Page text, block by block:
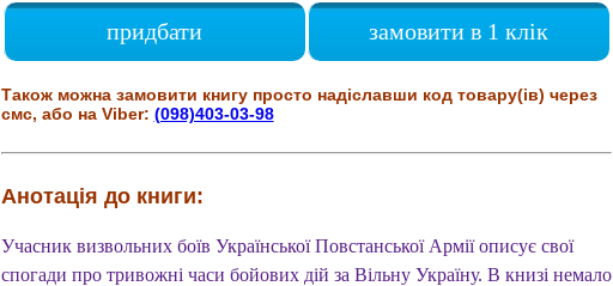
придбати замовити в 1 клік
Також можна замовити книгу просто надіславши код товару(ів) через
смс, або на Viber: (098)403-03-98
Анотація до книги:
Учасник визвольних боїв Української Повстанської Армії описує свої
спогади про тривожні часи бойових дій за Вільну Україну. В книзі немало